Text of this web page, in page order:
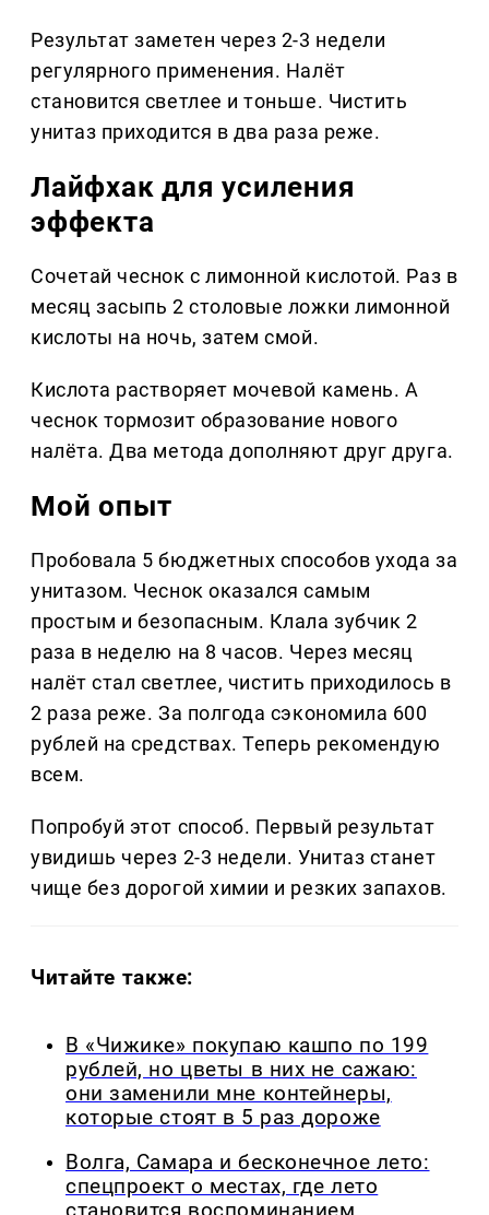
Результат заметен через 2-3 недели
регулярного применения. Налёт
становится светлее и тоньше. Чистить
унитаз приходится в два раза реже.
Лайфхак для усиления
эффекта
Сочетай чеснок с лимонной кислотой. Раз в
месяц засыпь 2 столовые ложки лимонной
кислоты на ночь, затем смой.
Кислота растворяет мочевой камень. А
чеснок тормозит образование нового
налёта. Два метода дополняют друг друга.
Мой опыт
Пробовала 5 бюджетных способов ухода за
унитазом. Чеснок оказался самым
простым и безопасным. Клала зубчик 2
раза в неделю на 8 часов. Через месяц
налёт стал светлее, чистить приходилось в
2 раза реже. За полгода сэкономила 600
рублей на средствах. Теперь рекомендую
всем.
Попробуй этот способ. Первый результат
увидишь через 2-3 недели. Унитаз станет
чище без дорогой химии и резких запахов.
Читайте также:
В «Чижике» покупаю кашпо по 199
рублей, но цветы в них не сажаю:
они заменили мне контейнеры,
которые стоят в 5 раз дороже
Волга, Самара и бесконечное лето:
спецпроект о местах, где лето